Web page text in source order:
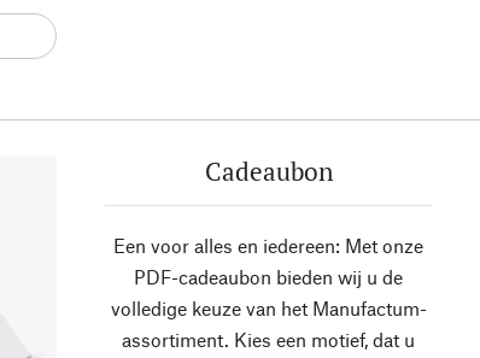
Cadeaubon
Een voor alles en iedereen: Met onze
PDF-cadeaubon bieden wij u de
volledige keuze van het Manufactum-
assortiment. Kies een motief, dat u